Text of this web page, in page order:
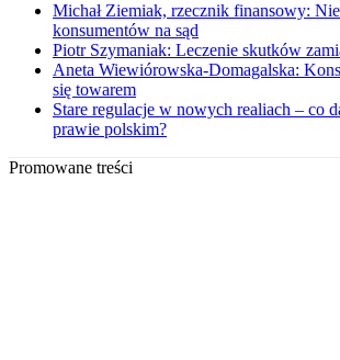
Michał Ziemiak, rzecznik finansowy:
konsumentów na sąd
Piotr Szymaniak: Leczenie skutków
Aneta Wiewiórowska-Domagalska:
się towarem
Stare regulacje w nowych realiach – co
prawie polskim?
Promowane treści